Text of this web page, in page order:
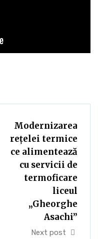
Modernizarea
rețelei termice
ce alimentează
cu servicii de
termoficare
liceul
„Gheorghe
Asachi”
Next post